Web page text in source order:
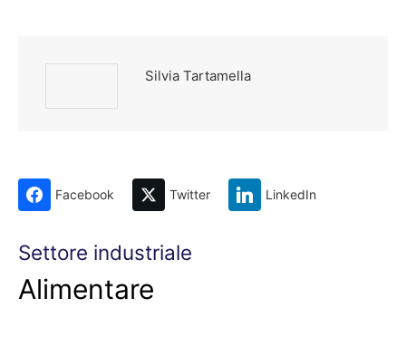
Silvia Tartamella
Facebook Twitter LinkedIn
Settore industriale
Alimentare